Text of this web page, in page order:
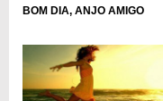
BOM DIA, ANJO AMIGO